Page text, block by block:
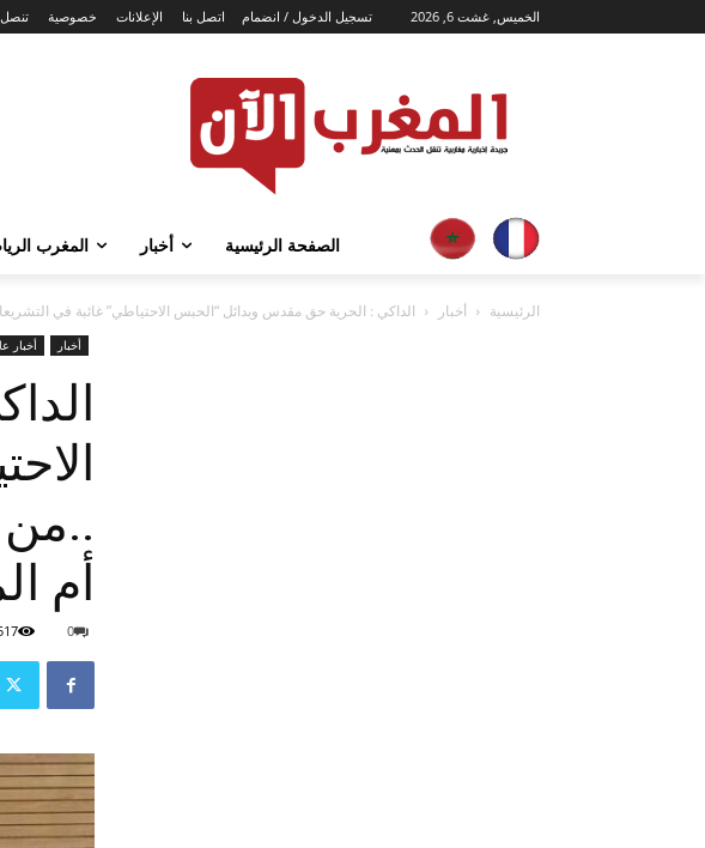
الخميس, غشت 6, 2026 تسجيل الدخول / انضمام تنصل خصوصية الإعلانات اتصل بنا
الصفحة الرئيسية أخبار المغرب
الرئيسية أخبار الداكي : الحرية حق مقدس وبدائل “الحبس الاحتياطي” غائبة في
أخبار أخبار
..من
أم
0